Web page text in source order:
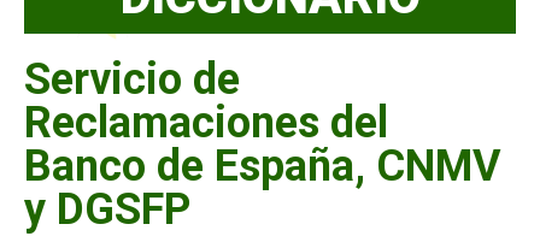
Servicio de
Reclamaciones del
Banco de España, CNMV
y DGSFP